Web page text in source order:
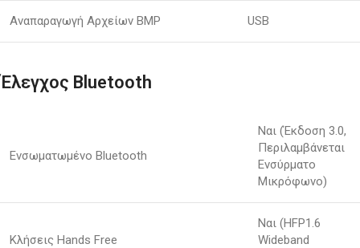
Αναπαραγωγή Αρχείων BMP USB
Έλεγχος Bluetooth
Ενσωματωμένο Bluetooth
Ναι (Έκδοση 3.0,
Περιλαμβάνεται
Ενσύρματο
Μικρόφωνο)
Κλήσεις Hands Free
Ναι (HFP1.6
Wideband